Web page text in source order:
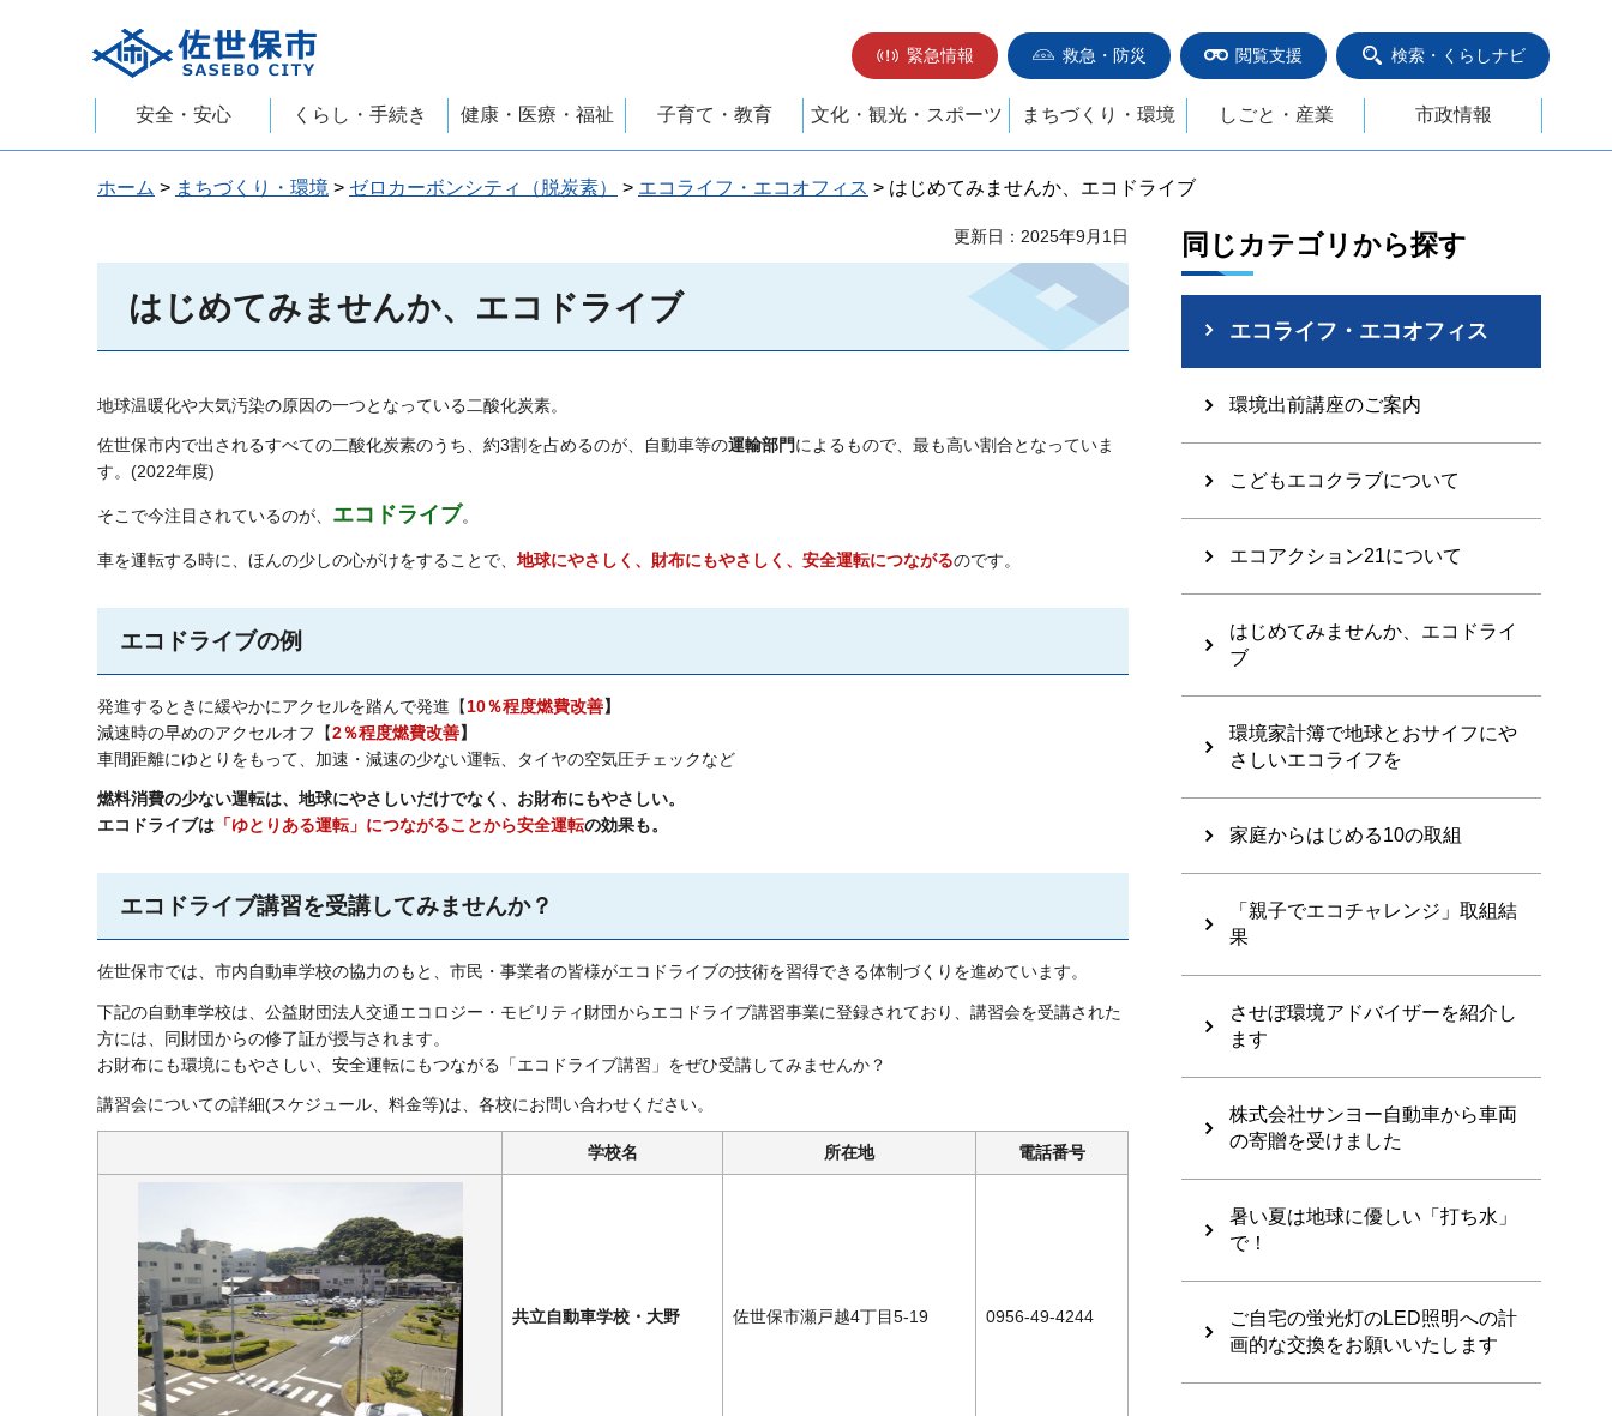
佐世保市
緊急情報
救急・防災 閲覧支援 検索・くらしナビ
安全・安心 くらし・手続き 健康・医療・福祉 子育て・教育 文化・観光・スポーツ まちづくり・環境 しごと・産業 市政情報
ホーム > まちづくり・環境 > ゼロカーボンシティ（脱炭素） > エコライフ・エコオフィス > はじめてみませんか、エコドライブ
更新日：2025年9月1日
はじめてみませんか、エコドライブ
地球温暖化や大気汚染の原因の一つとなっている二酸化炭素。
佐世保市内で出されるすべての二酸化炭素のうち、約3割を占めるのが、自動車等の運輸部門によるもので、最も高い割合となっていま
す。(2022年度)
そこで今注目されているのが、 エコドライブ。
車を運転する時に、ほんの少しの心がけをすることで、 地球にやさしく、財布にもやさしく、安全運転につながるのです。
エコドライブの例
発進するときに緩やかにアクセルを踏んで発進【10％程度燃費改善】
減速時の早めのアクセルオフ【2％程度燃費改善】
車間距離にゆとりをもって、加速・減速の少ない運転、タイヤの空気圧チェックなど
燃料消費の少ない運転は、地球にやさしいだけでなく、お財布にもやさしい。
エコドライブは 「ゆとりある運転」につながることから安全運転の効果も。
エコドライブ講習を受講してみませんか？
佐世保市では、市内自動車学校の協力のもと、市民・事業者の皆様がエコドライブの技術を習得できる体制づくりを進めています。
下記の自動車学校は、公益財団法人交通エコロジー・モビリティ財団からエコドライブ講習事業に登録されており、講習会を受講された
方には、同財団からの修了証が授与されます。
お財布にも環境にもやさしい、安全運転にもつながる「エコドライブ講習」をぜひ受講してみませんか？
講習会についての詳細(スケジュール、料金等)は、各校にお問い合わせください。
学校名 所在地 電話番号
共立自動車学校・大野 佐世保市瀬戸越4丁目5-19 0956-49-4244
同じカテゴリから探す
エコライフ・エコオフィス
環境出前講座のご案内
こどもエコクラブについて
エコアクション21について
はじめてみませんか、エコドライ
ブ
環境家計簿で地球とおサイフにや
さしいエコライフを
家庭からはじめる10の取組
「親子でエコチャレンジ」取組結
果
させぼ環境アドバイザーを紹介し
ます
株式会社サンヨー自動車から車両
の寄贈を受けました
暑い夏は地球に優しい「打ち水」
で！
ご自宅の蛍光灯のLED照明への計
画的な交換をお願いいたします